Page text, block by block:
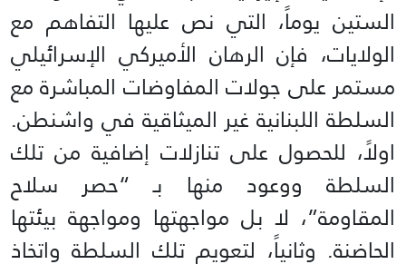
الستين يوماً، التي نص عليها التفاهم مع
الولايات، فإن الرهان الأميركي الإسرائيلي
مستمر على جولات المفاوضات المباشرة مع
السلطة اللبنانية غير الميثاقية في واشنطن.
اولاً، للحصول على تنازلات إضافية من تلك
السلطة ووعود منها بـ “حصر سلاح
المقاومة”، لا بل مواجهتها ومواجهة بيئتها
الحاضنة. وثانياً، لتعويم تلك السلطة واتخاذ